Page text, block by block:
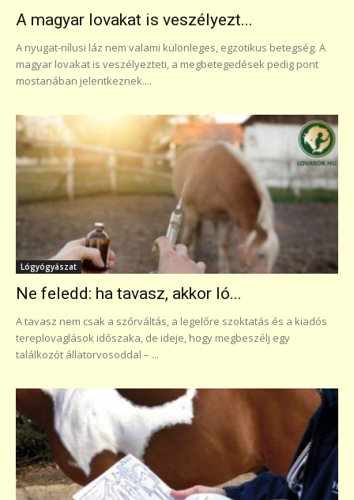
A magyar lovakat is veszélyezt...
A nyugat-nílusi láz nem valami különleges, egzotikus betegség. A
magyar lovakat is veszélyezteti, a megbetegedések pedig pont
mostanában jelentkeznek....
Lógyógyászat
Ne feledd: ha tavasz, akkor ló...
A tavasz nem csak a szőrváltás, a legelőre szoktatás és a kiadós
tereplovaglások időszaka, de ideje, hogy megbeszélj egy
találkozót állatorvosoddal – ...